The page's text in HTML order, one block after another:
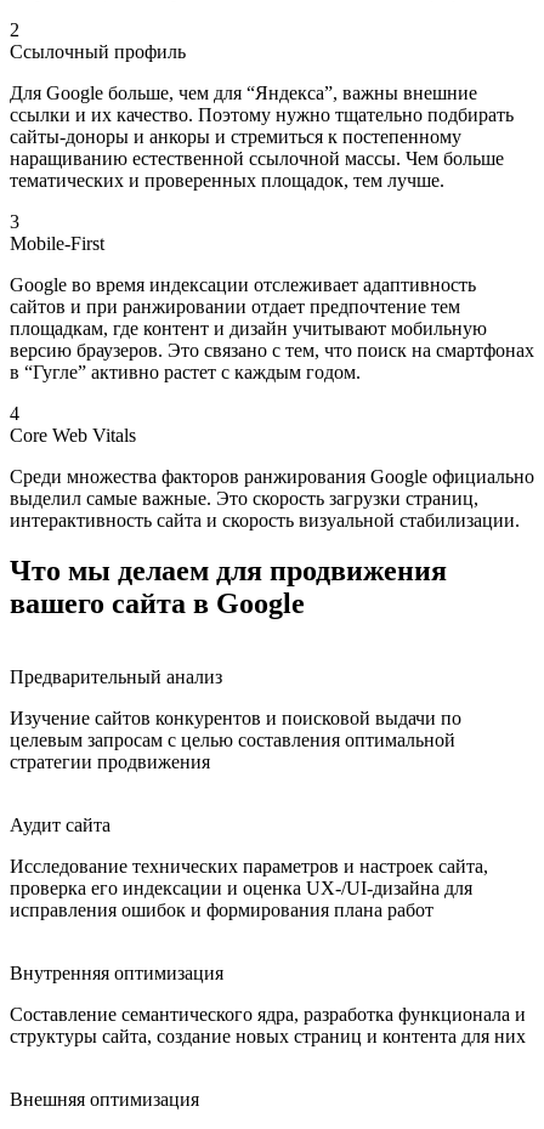
2
Ссылочный профиль
Для Google больше, чем для “Яндекса”, важны внешние
ссылки и их качество. Поэтому нужно тщательно подбирать
сайты-доноры и анкоры и стремиться к постепенному
наращиванию естественной ссылочной массы. Чем больше
тематических и проверенных площадок, тем лучше.
3
Mobile-First
Google во время индексации отслеживает адаптивность
сайтов и при ранжировании отдает предпочтение тем
площадкам, где контент и дизайн учитывают мобильную
версию браузеров. Это связано с тем, что поиск на смартфонах
в “Гугле” активно растет с каждым годом.
4
Core Web Vitals
Среди множества факторов ранжирования Google официально
выделил самые важные. Это скорость загрузки страниц,
интерактивность сайта и скорость визуальной стабилизации.
Что мы делаем для продвижения
вашего сайта в Google
Предварительный анализ
Изучение сайтов конкурентов и поисковой выдачи по
целевым запросам с целью составления оптимальной
стратегии продвижения
Аудит сайта
Исследование технических параметров и настроек сайта,
проверка его индексации и оценка UX-/UI-дизайна для
исправления ошибок и формирования плана работ
Внутренняя оптимизация
Составление семантического ядра, разработка функционала и
структуры сайта, создание новых страниц и контента для них
Внешняя оптимизация